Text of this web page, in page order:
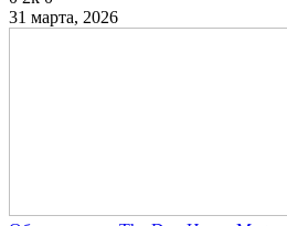
31 марта, 2026